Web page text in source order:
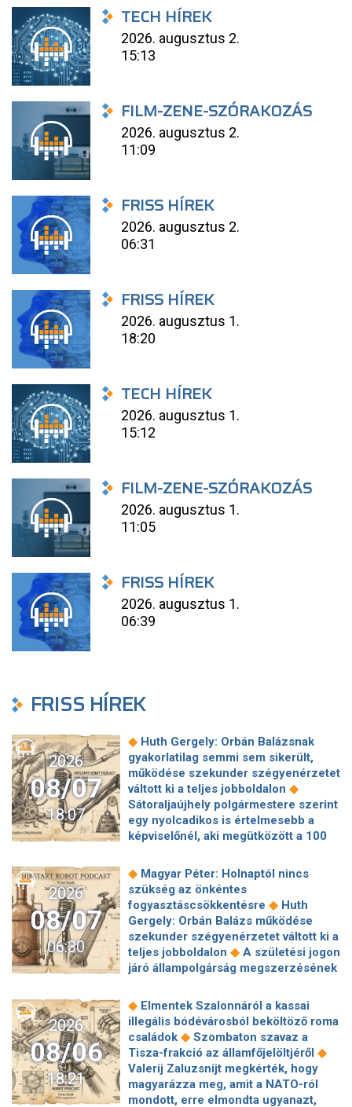
TECH HÍREK
2026. augusztus 2.
15:13
FILM-ZENE-SZÓRAKOZÁS
2026. augusztus 2.
11:09
FRISS HÍREK
2026. augusztus 2.
06:31
FRISS HÍREK
2026. augusztus 1.
18:20
TECH HÍREK
2026. augusztus 1.
15:12
FILM-ZENE-SZÓRAKOZÁS
2026. augusztus 1.
11:05
FRISS HÍREK
2026. augusztus 1.
06:39
FRISS HÍREK
2026
08/07
18:07
◆ Huth Gergely: Orbán Balázsnak
gyakorlatilag semmi sem sikerült,
működése szekunder szégyenérzetet
váltott ki a teljes jobboldalon ◆
Sátoraljaújhely polgármestere szerint
egy nyolcadikos is értelmesebb a
képviselőnél, aki megütközött a 100
hírszerzés szerint Putyin pár éven
belül megtámadhat egy NATO-
tagállamot ◆ Vitézy Dávid
elmagyarázta, miért Mészárosék
cége nyerte a közbeszerzést
sínhegesztésre◆ Nagy cégek
segítségét kéri Szolnok
polgármestere a 400 kirúgott
mozgolódás a Legfőbb Ügyészségen,
többen kerülnek új pozícióba◆Tarr
Zoltán: Zajlik a közmédia átvilágítása
◆Gajdos László szerint butaság,
hogy a Mol volt jogászára bízták a
MOHU-koncesszió felülvizsgálatát
Milliós büntetés egy ismert magyar
2026
08/07
06:30
◆ Magyar Péter: Holnaptól nincs
szükség az önkéntes
fogyasztáscsökkentésre ◆ Huth
Gergely: Orbán Balázs működése
szekunder szégyenérzetet váltott ki a
teljes jobboldalon ◆ A születési jogon
járó állampolgárság megszerzésének
Donald Trump
◆ „Kevésen múlt a
katasztrófa” – szintet léphetett az
orosz hibrid hadviselés ◆
Ákos: Vagyonkezelés közérdekből: mi
jön a kekvák után? ◆ Térképen, ahogy
hajnalban elérte Magyarország
határát a hidegfront ◆ A forintot is
2026
08/06
18:21
◆ Elmentek Szalonnáról a kassai
illegális bódévárosból beköltöző roma
családok ◆ Szombaton szavaz a
Tisza-frakció az államfőjelöltjéről ◆
Valerij Zaluzsnijt megkérték, hogy
magyarázza meg, amit a NATO-ról
mondott, erre elmondta ugyanazt,